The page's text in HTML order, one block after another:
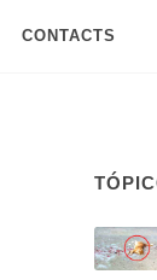
CONTACTS